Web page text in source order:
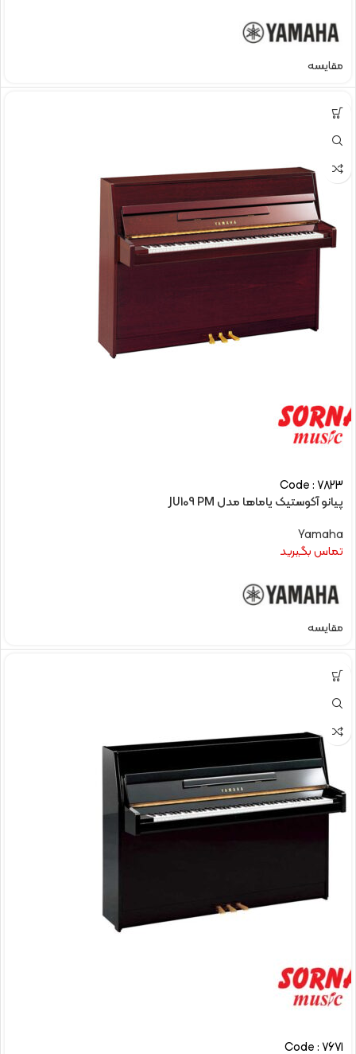
مقایسه
Code : 7823
پیانو آکوستیک یاماها مدل JU109 PM
Yamaha
تماس بگیرید
مقایسه
Code : 7671